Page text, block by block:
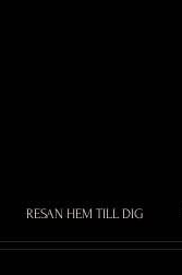
RESAN HEM TILL DIG